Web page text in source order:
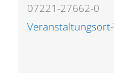
07221-27662-0